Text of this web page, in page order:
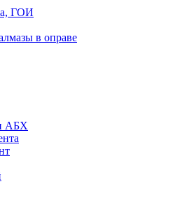
ГОИ
в оправе
АБХ